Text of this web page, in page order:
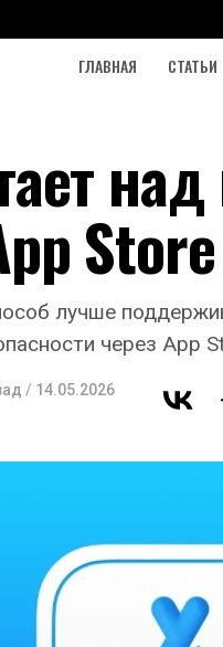
ГЛАВНАЯ СТАТЬИ
Store
лучше
через App
/ 14.05.2026